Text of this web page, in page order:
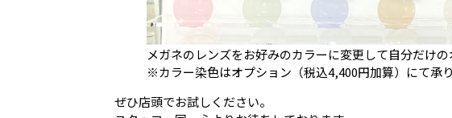
メガネのレンズをお好みのカラーに変更して自分だけ
※カラー染色はオプション（税込4,400円加算）にて承り
ぜひ店頭でお試しください。